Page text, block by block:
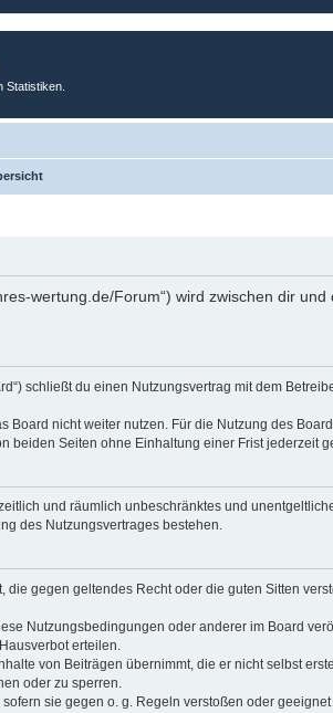
Statistiken.
wertung.de/Forum“) wird zwischen dir
schließt du einen Nutzungsvertrag mit dem
nicht weiter nutzen. Für die Nutzung des
beiden Seiten ohne Einhaltung einer Frist jederzeit
und räumlich unbeschränktes und
des Nutzungsvertrages bestehen.
gegen geltendes Recht oder die guten Sitten
Nutzungsbedingungen oder anderer im Board
erteilen.
von Beiträgen übernimmt, die er nicht selbst
oder zu sperren.
sie gegen o. g. Regeln verstoßen oder